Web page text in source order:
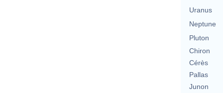
Uranus
Neptune
Pluton
Chiron
Cérès
Pallas
Junon